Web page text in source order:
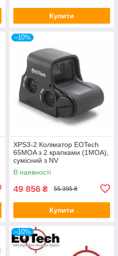
Купити
–10%
XPS3-2 Коліматор EOTech
65MOA з 2 крапками (1MOA),
сумісний з NV
В наявності
49 856 ₴ 55 395 ₴
Купити
–10%